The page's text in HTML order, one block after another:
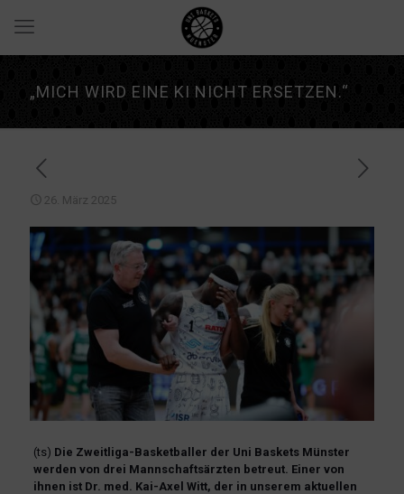
„MICH WIRD EINE KI NICHT ERSETZEN.“
26. März 2025
(ts) Die Zweitliga-Basketballer der Uni Baskets Münster
werden von drei Mannschaftsärzten betreut. Einer von
ihnen ist Dr. med. Kai-Axel Witt, der in unserem aktuellen